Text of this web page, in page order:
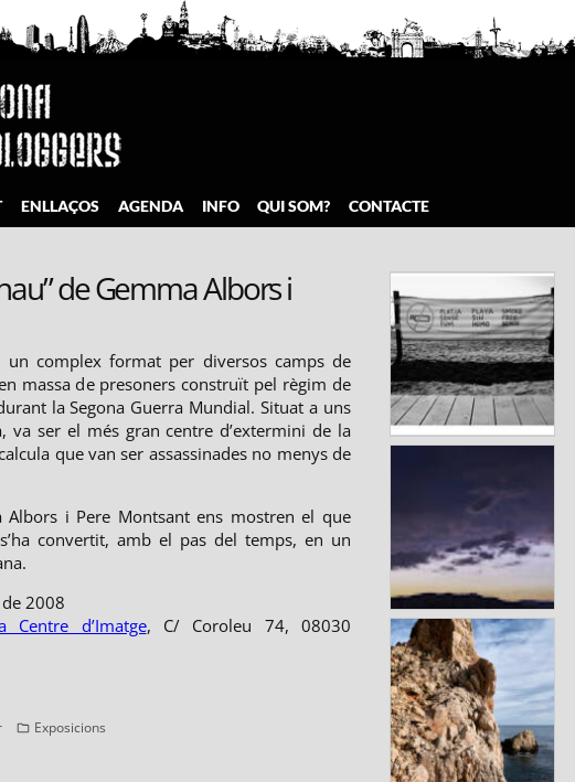
ENLLAÇOS AGENDA INFO QUI SOM? CONTACTE
de Gemma Albors i
un complex format per diversos camps de
massa de presoners construït pel règim de
la Segona Guerra Mundial. Situat a uns
va ser el més gran centre d’extermini de la
que van ser assassinades no menys de
Albors i Pere Montsant ens mostren el que
convertit, amb el pas del temps, en un
2008
Centre d’Imatge, C/ Coroleu 74, 08030
Categories
Exposicions